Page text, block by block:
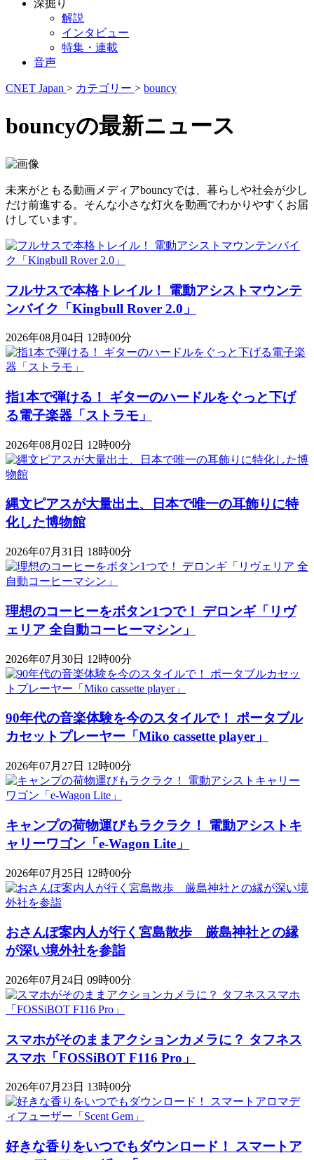
深掘り
解説
インタビュー
特集・連載
音声
CNET Japan > カテゴリー > bouncy
bouncyの最新ニュース
未来がともる動画メディアbouncyでは、暮らしや社会が少し
だけ前進する。そんな小さな灯火を動画でわかりやすくお届
けしています。
フルサスで本格トレイル！ 電動アシストマウンテ
ンバイク「Kingbull Rover 2.0」
2026年08月04日 12時00分
指1本で弾ける！ ギターのハードルをぐっと下げ
る電子楽器「ストラモ」
2026年08月02日 12時00分
縄文ピアスが大量出土、日本で唯一の耳飾りに特
化した博物館
2026年07月31日 18時00分
理想のコーヒーをボタン1つで！ デロンギ「リヴ
ェリア 全自動コーヒーマシン」
2026年07月30日 12時00分
90年代の音楽体験を今のスタイルで！ ポータブル
カセットプレーヤー「Miko cassette player」
2026年07月27日 12時00分
キャンプの荷物運びもラクラク！ 電動アシストキ
ャリーワゴン「​​e-Wagon Lite」
2026年07月25日 12時00分
おさんぽ案内人が行く宮島散歩 厳島神社との縁
が深い境外社を参詣
2026年07月24日 09時00分
スマホがそのままアクションカメラに？ タフネス
スマホ「FOSSiBOT F116 Pro」
2026年07月23日 13時00分
好きな香りをいつでもダウンロード！ スマートア